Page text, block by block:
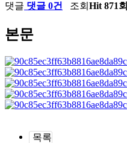
댓글 댓글 0건 조회 Hit 871회
본문
목록